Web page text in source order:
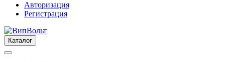
Авторизация
Регистрация
Каталог